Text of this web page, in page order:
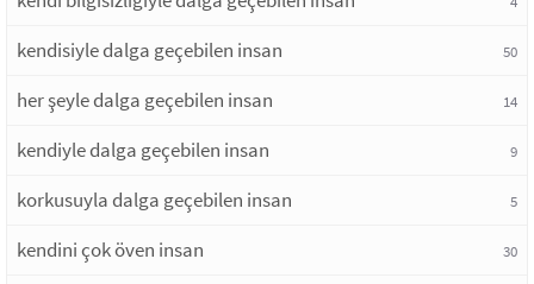
kendisiyle dalga geçebilen insan 50
her şeyle dalga geçebilen insan 14
kendiyle dalga geçebilen insan 9
korkusuyla dalga geçebilen insan 5
kendini çok öven insan 30